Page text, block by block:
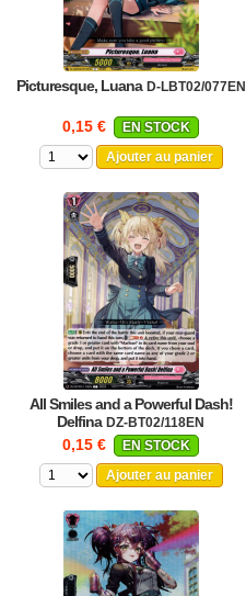
Picturesque, Luana D-LBT02/077EN
0,15 €
EN STOCK
Ajouter au panier
All Smiles and a Powerful Dash!
Delfina DZ-BT02/118EN
0,15 €
EN STOCK
Ajouter au panier